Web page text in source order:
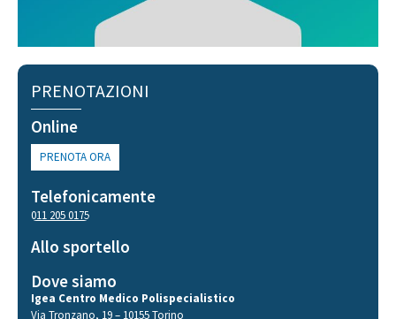
PRENOTAZIONI
Online
PRENOTA ORA
Telefonicamente
011 205 0175
Allo sportello
Dove siamo
Igea Centro Medico Polispecialistico
Via Tronzano, 19 – 10155 Torino